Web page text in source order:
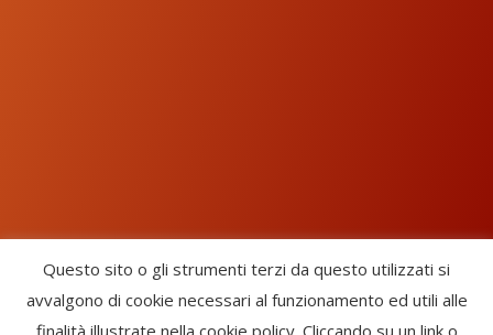
Chorus Inside - International Choral Federation - APS Ente Terzo
Questo sito o gli strumenti terzi da questo utilizzati si
avvalgono di cookie necessari al funzionamento ed utili alle